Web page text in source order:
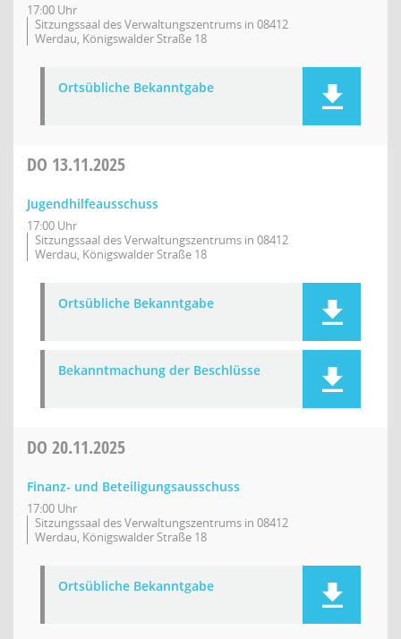
17:00 Uhr
Sitzungssaal des Verwaltungszentrums in 08412
Werdau, Königswalder Straße 18
Ortsübliche Bekanntgabe
DO 13.11.2025
Jugendhilfeausschuss
17:00 Uhr
Sitzungssaal des Verwaltungszentrums in 08412
Werdau, Königswalder Straße 18
Ortsübliche Bekanntgabe
Bekanntmachung der Beschlüsse
DO 20.11.2025
Finanz- und Beteiligungsausschuss
17:00 Uhr
Sitzungssaal des Verwaltungszentrums in 08412
Werdau, Königswalder Straße 18
Ortsübliche Bekanntgabe